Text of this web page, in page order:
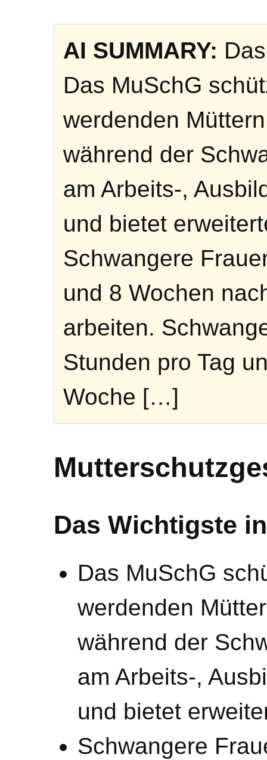
AI SUMMARY:
Das MuSchG
werdenden
während der
am Arbeits-,
und bietet
Schwangere
und 8 Wochen
arbeiten.
Stunden pro Tag
Woche […]
Das Wichtigste
Das MuSchG
werdenden
während der
am Arbeits-,
und bietet
Schwangere